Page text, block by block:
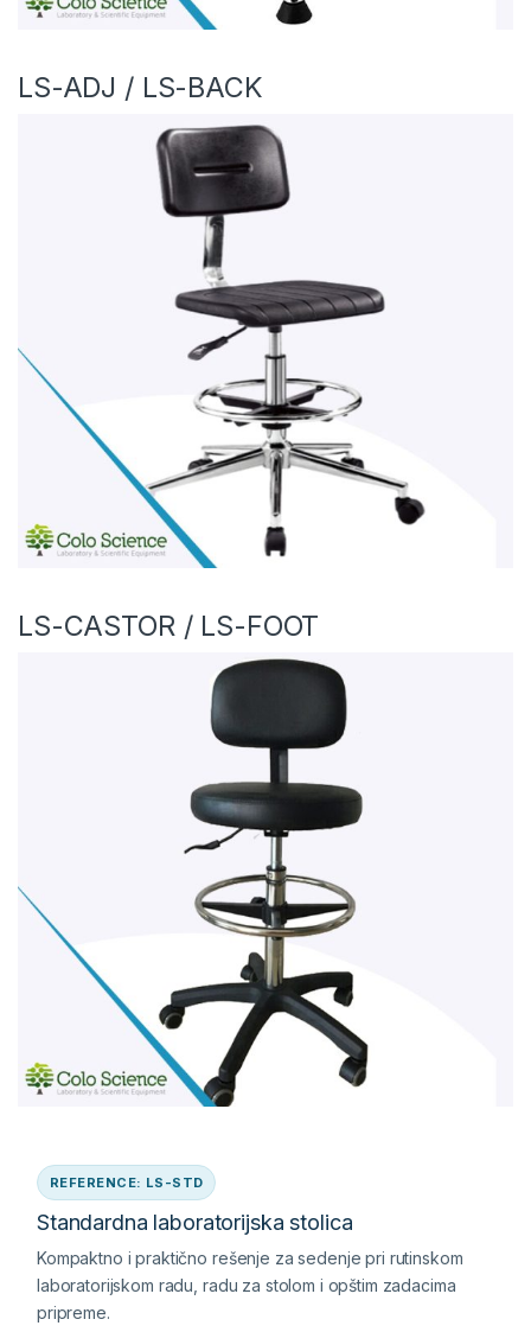
LS-ADJ / LS-BACK
LS-CASTOR / LS-FOOT
REFERENCE: LS-STD
Standardna laboratorijska stolica
Kompaktno i praktično rešenje za sedenje pri rutinskom
laboratorijskom radu, radu za stolom i opštim zadacima
pripreme.